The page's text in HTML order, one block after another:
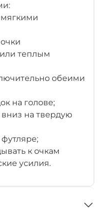
мягкими
теплым
обеими
на голове;
на твердую
к очкам
усилия.